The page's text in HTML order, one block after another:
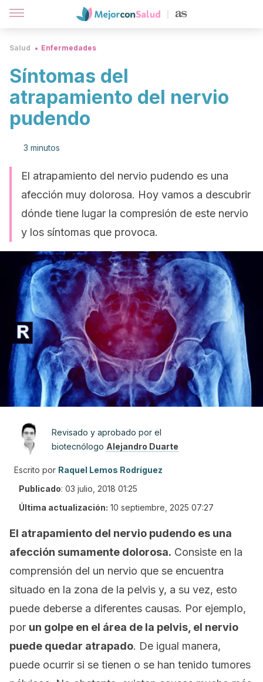
Salud Enfermedades
Síntomas del
atrapamiento del nervio
pudendo
3 minutos
El atrapamiento del nervio pudendo es una
afección muy dolorosa. Hoy vamos a descubrir
dónde tiene lugar la compresión de este nervio
y los síntomas que provoca.
Revisado y aprobado por el
biotecnólogo Alejandro Duarte
Escrito por Raquel Lemos Rodríguez
Publicado: 03 julio, 2018 01:25
Última actualización: 10 septiembre, 2025 07:27
El atrapamiento del nervio pudendo es una
afección sumamente dolorosa. Consiste en la
comprensión del un nervio que se encuentra
situado en la zona de la pelvis y, a su vez, esto
puede deberse a diferentes causas. Por ejemplo,
por un golpe en el área de la pelvis, el nervio
puede quedar atrapado. De igual manera,
puede ocurrir si se tienen o se han tenido tumores